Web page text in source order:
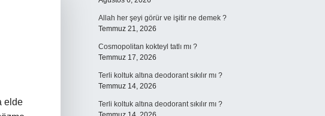
elde
Allah her şeyi görür ve işitir ne demek ?
Temmuz 21, 2026
Cosmopolitan kokteyl tatlı mı ?
Temmuz 17, 2026
Terli koltuk altına deodorant sıkılır mı ?
Temmuz 14, 2026
Terli koltuk altına deodorant sıkılır mı ?